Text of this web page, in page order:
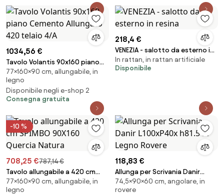
1034,56 €
Tavolo Volantis 90x160 piano
Cemento Allungato 420 telaio
4/A
77×160×90 cm, allungabile, in
legno
Disponibile negli e-shop 2
Consegna gratuita
218,4 €
VENEZIA - salotto da esterno in
resina
In rattan, in rattan artificiale
Disponibile
-10 %
708,25 €787,14 €
Tavolo allungabile a 420 cm
SPIMBO 90X160 Quercia Natura
77×160×90 cm, allungabile, in
legno
118,83 €
Allunga per Scrivania Danir
L100xP40x h81.5 in Legno Rovere
74,5×90×60 cm, angolare, in
rovere